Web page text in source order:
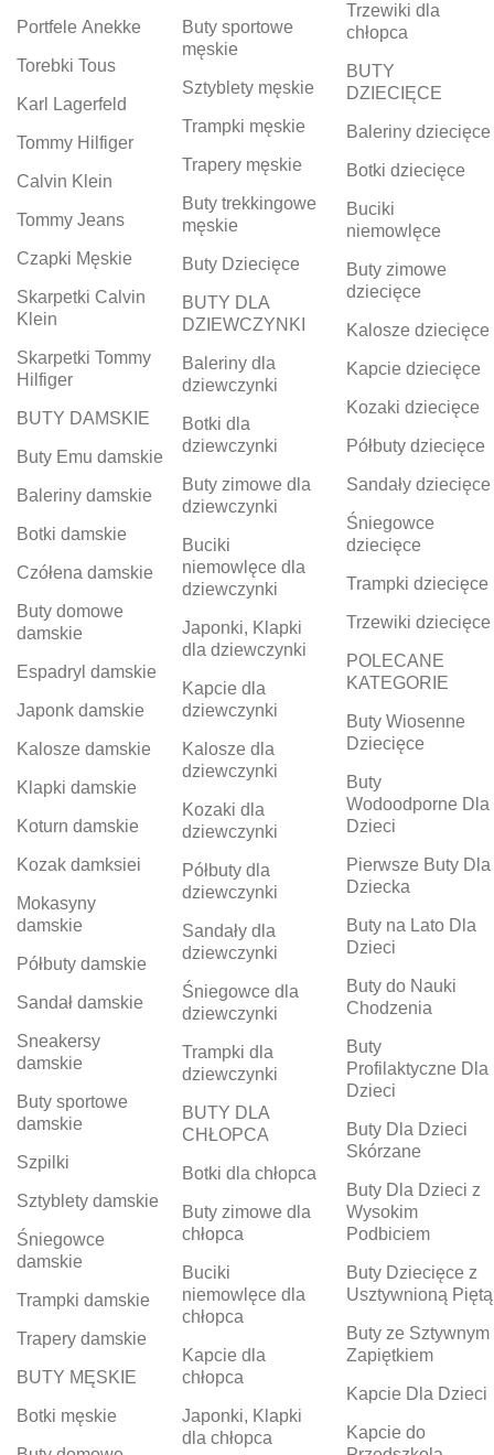
Portfele Anekke
Torebki Tous
Karl Lagerfeld
Tommy Hilfiger
Calvin Klein
Tommy Jeans
Czapki Męskie
Skarpetki Calvin
Klein
Skarpetki Tommy
Hilfiger
BUTY DAMSKIE
Buty Emu damskie
Baleriny damskie
Botki damskie
Czółena damskie
Buty domowe
damskie
Espadryl damskie
Japonk damskie
Kalosze damskie
Klapki damskie
Koturn damskie
Kozak damksiei
Mokasyny
damskie
Półbuty damskie
Sandał damskie
Sneakersy
damskie
Buty sportowe
damskie
Szpilki
Sztyblety damskie
Śniegowce
damskie
Trampki damskie
Trapery damskie
BUTY MĘSKIE
Botki męskie
Buty sportowe
męskie
Sztyblety męskie
Trampki męskie
Trapery męskie
Buty trekkingowe
męskie
Buty Dziecięce
BUTY DLA
DZIEWCZYNKI
Baleriny dla
dziewczynki
Botki dla
dziewczynki
Buty zimowe dla
dziewczynki
Buciki
niemowlęce dla
dziewczynki
Japonki, Klapki
dla dziewczynki
Kapcie dla
dziewczynki
Kalosze dla
dziewczynki
Kozaki dla
dziewczynki
Półbuty dla
dziewczynki
Sandały dla
dziewczynki
Śniegowce dla
dziewczynki
Trampki dla
dziewczynki
BUTY DLA
CHŁOPCA
Botki dla chłopca
Buty zimowe dla
chłopca
Buciki
niemowlęce dla
chłopca
Kapcie dla
chłopca
Japonki, Klapki
dla chłopca
Trzewiki dla
chłopca
BUTY
DZIECIĘCE
Baleriny dziecięce
Botki dziecięce
Buciki
niemowlęce
Buty zimowe
dziecięce
Kalosze dziecięce
Kapcie dziecięce
Kozaki dziecięce
Półbuty dziecięce
Sandały dziecięce
Śniegowce
dziecięce
Trampki dziecięce
Trzewiki dziecięce
POLECANE
KATEGORIE
Buty Wiosenne
Dziecięce
Buty
Wodoodporne Dla
Dzieci
Pierwsze Buty Dla
Dziecka
Buty na Lato Dla
Dzieci
Buty do Nauki
Chodzenia
Buty
Profilaktyczne Dla
Dzieci
Buty Dla Dzieci
Skórzane
Buty Dla Dzieci z
Wysokim
Podbiciem
Buty Dziecięce z
Usztywnioną Piętą
Buty ze Sztywnym
Zapiętkiem
Kapcie Dla Dzieci
Kapcie do